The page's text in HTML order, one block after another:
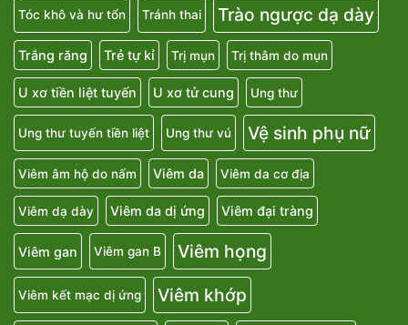
Tóc khô và hư tổn Tránh thai Trào ngược dạ dày
Trắng răng Trẻ tự kỉ Trị mụn Trị thâm do mụn
U xơ tiền liệt tuyến U xơ tử cung Ung thư
Ung thư tuyến tiền liệt Ung thư vú Vệ sinh phụ nữ
Viêm âm hộ do nấm Viêm da Viêm da cơ địa
Viêm dạ dày Viêm da dị ứng Viêm đại tràng
Viêm gan Viêm gan B Viêm họng
Viêm kết mạc dị ứng Viêm khớp